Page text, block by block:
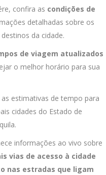
confira as condições de
detalhadas sobre os
da cidade.
de viagem atualizados
o melhor horário para sua
estimativas de tempo para
cidades do Estado de
informações ao vivo sobre
vias de acesso à cidade
nas estradas que ligam